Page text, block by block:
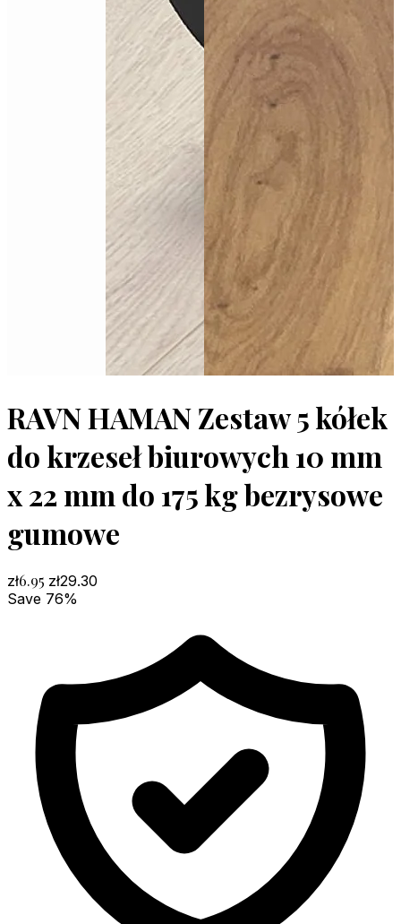
RAVN HAMAN Zestaw 5 kółek
do krzeseł biurowych 10 mm
x 22 mm do 175 kg bezrysowe
gumowe
zł6.95 zł29.30
Save 76%